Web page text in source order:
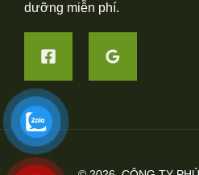
dưỡng miễn phí.